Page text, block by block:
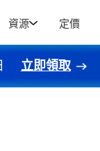
資源 定價
立即領取